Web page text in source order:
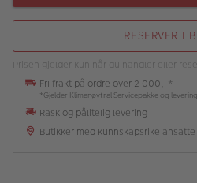
RESERVER I
Prisen gjelder kun når du handler eller
Fri frakt på ordre over 2 000,-*
*Gjelder Klimanøytral Servicepakke og
Rask og pålitelig levering
Butikker med kunnskapsrike ansatte